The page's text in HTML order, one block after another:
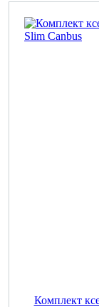
Комплект